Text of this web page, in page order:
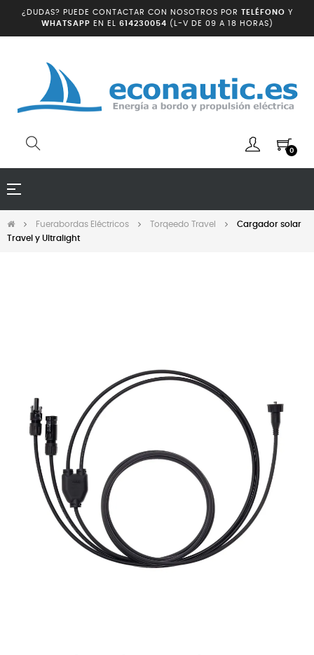
¿DUDAS? PUEDE CONTACTAR CON NOSOTROS POR TELÉFONO Y
WHATSAPP EN EL 614230054 (L-V DE 09 A 18 HORAS)
0
Navegación
☰
Fuerabordas Eléctricos Torqeedo Travel
Cargador solar
Travel y Ultralight